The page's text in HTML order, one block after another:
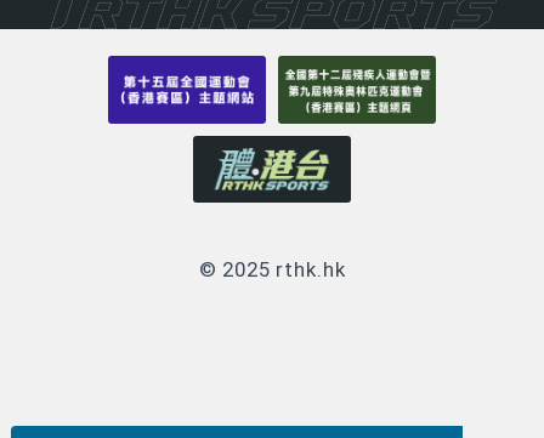
© 2025 rthk.hk